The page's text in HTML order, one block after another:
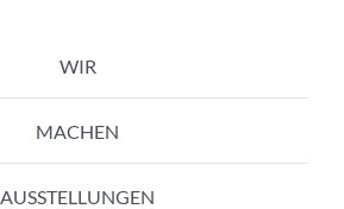
WIR
MACHEN
AUSSTELLUNGEN